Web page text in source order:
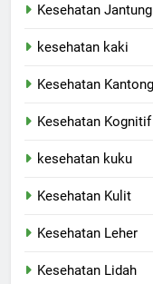
Kesehatan Jantung
kesehatan kaki
Kesehatan
Kesehatan Kognitif
kesehatan kuku
Kesehatan Kulit
Kesehatan Leher
Kesehatan Lidah